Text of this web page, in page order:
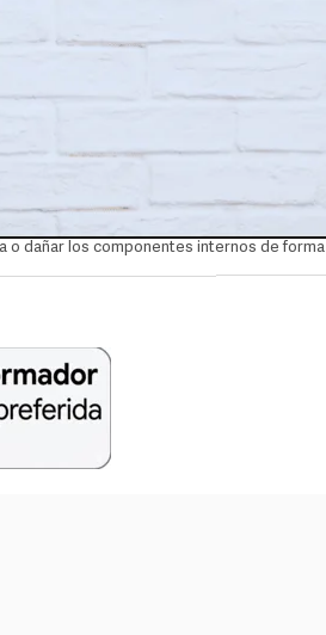
o dañar los componentes internos de forma